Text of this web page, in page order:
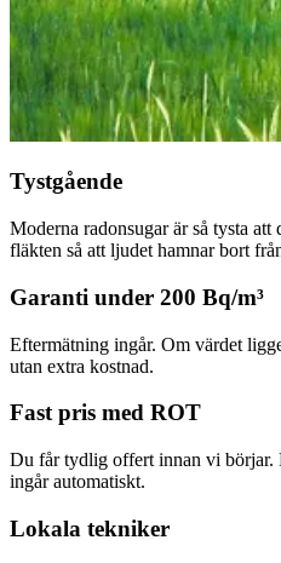
Tystgående
Moderna radonsugar är så tysta
fläkten så att ljudet hamnar bort
Garanti under 200 Bq/m³
Eftermätning ingår. Om värdet
utan extra kostnad.
Fast pris med ROT
Du får tydlig offert innan vi börjar.
ingår automatiskt.
Lokala tekniker